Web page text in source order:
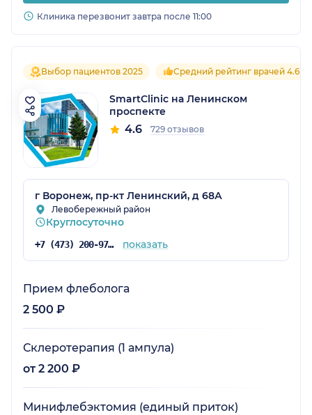
Клиника перезвонит завтра после 11:00
Выбор пациентов 2025 Средний рейтинг врачей 4.6
SmartClinic на Ленинском
проспекте
4.6 729 отзывов
г Воронеж, пр-кт Ленинский, д 68А
Левобережный район
Круглосуточно
+7 (473) 200-97-34 показать
Прием флеболога
2 500 ₽
Склеротерапия (1 ампула)
от 2 200 ₽
Минифлебэктомия (единый приток)